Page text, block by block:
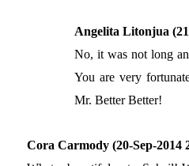
Angelita Litonjua
No, it was not long
You are very
Mr. Better Better!
Cora Carmody (20-Sep-2014